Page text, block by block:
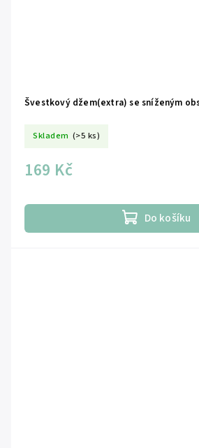
Švestkový džem(extra) se sníženým
Skladem (>5 ks)
169 Kč
Do košíku